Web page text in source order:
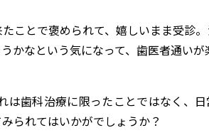
ことで褒められて、嬉しいまま受診
かなという気になって、歯医者通いが
歯科治療に限ったことではなく、
られてはいかがでしょうか？